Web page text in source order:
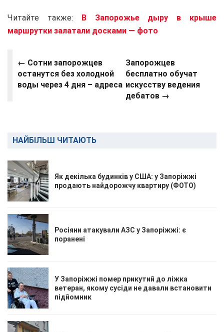
Читайте также: В Запорожье дыру в крыше
маршрутки залатали досками — фото
← Сотни запорожцев
останутся без холодной
воды через 4 дня – адреса
Запорожцев
бесплатно обучат
искусству ведения
дебатов →
НАЙБІЛЬШ ЧИТАЮТЬ
Як декілька будинків у США: у Запоріжжі
продають найдорожчу квартиру (ФОТО)
Росіяни атакували АЗС у Запоріжжі: є
поранені
У Запоріжжі помер прикутий до ліжка
ветеран, якому сусіди не давали встановити
підйомник